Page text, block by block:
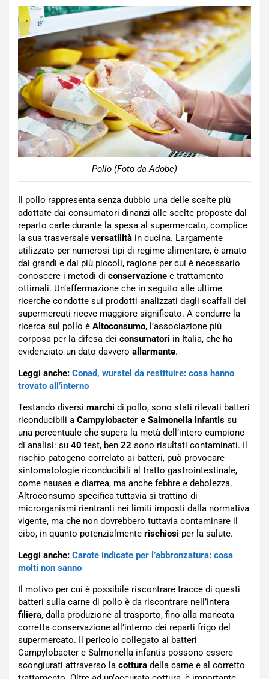
Pollo (Foto da Adobe)
Il pollo rappresenta senza dubbio una delle scelte più
adottate dai consumatori dinanzi alle scelte proposte dal
reparto carte durante la spesa al supermercato, complice
la sua trasversale versatilità in cucina. Largamente
utilizzato per numerosi tipi di regime alimentare, è amato
dai grandi e dai più piccoli, ragione per cui è necessario
conoscere i metodi di conservazione e trattamento
ottimali. Un’affermazione che in seguito alle ultime
ricerche condotte sui prodotti analizzati dagli scaffali dei
supermercati riceve maggiore significato. A condurre la
ricerca sul pollo è Altoconsumo, l’associazione più
corposa per la difesa dei consumatori in Italia, che ha
evidenziato un dato davvero allarmante.
Leggi anche: Conad, wurstel da restituire: cosa hanno
trovato all’interno
Testando diversi marchi di pollo, sono stati rilevati batteri
riconducibili a Campylobacter e Salmonella infantis su
una percentuale che supera la metà dell’intero campione
di analisi: su 40 test, ben 22 sono risultati contaminati. Il
rischio patogeno correlato ai batteri, può provocare
sintomatologie riconducibili al tratto gastrointestinale,
come nausea e diarrea, ma anche febbre e debolezza.
Altroconsumo specifica tuttavia si trattino di
microrganismi rientranti nei limiti imposti dalla normativa
vigente, ma che non dovrebbero tuttavia contaminare il
cibo, in quanto potenzialmente rischiosi per la salute.
Leggi anche: Carote indicate per l’abbronzatura: cosa
molti non sanno
Il motivo per cui è possibile riscontrare tracce di questi
batteri sulla carne di pollo è da riscontrare nell’intera
filiera, dalla produzione al trasporto, fino alla mancata
corretta conservazione all’interno dei reparti frigo del
supermercato. Il pericolo collegato ai batteri
Campylobacter e Salmonella infantis possono essere
scongiurati attraverso la cottura della carne e al corretto